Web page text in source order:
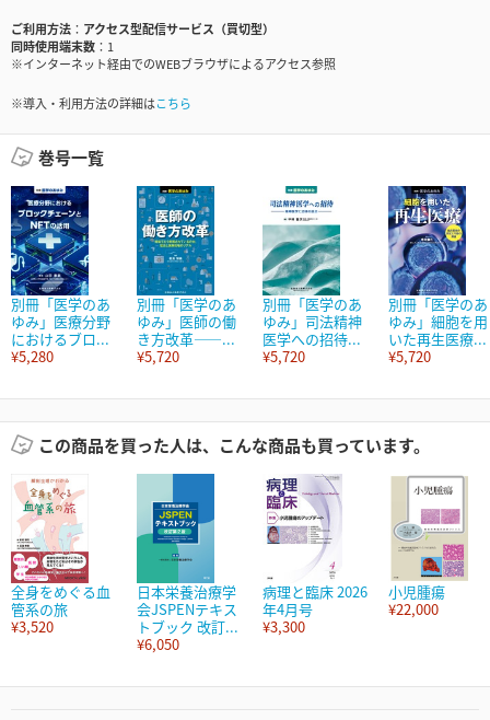
ご利用方法
アクセス型配信サービス（買切型）
同時使用端末数
1
※インターネット経由でのWEBブラウザによるアクセス参照
※導入・利用方法の詳細はこちら
巻号一覧
別冊「医学のあ
ゆみ」医療分野
におけるブロ...
¥5,280
別冊「医学のあ
ゆみ」医師の働
き方改革――...
¥5,720
別冊「医学のあ
ゆみ」司法精神
医学への招待...
¥5,720
別冊「医学のあ
ゆみ」細胞を用
いた再生医療...
¥5,720
この商品を買った人は、こんな商品も買っています。
全身をめぐる血
管系の旅
¥3,520
日本栄養治療学
会JSPENテキス
トブック 改訂...
¥6,050
病理と臨床 2026
年4月号
¥3,300
小児腫瘍
¥22,000